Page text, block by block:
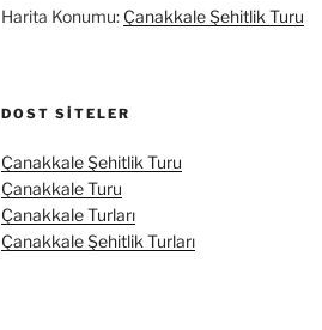
Harita Konumu: Çanakkale Şehitlik Turu
DOST SITELER
Çanakkale Şehitlik Turu
Çanakkale Turu
Çanakkale Turları
Çanakkale Şehitlik Turları